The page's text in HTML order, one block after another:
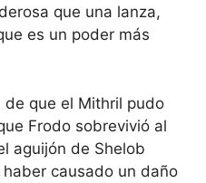
que una lanza,
es un poder más
que el Mithril pudo
Frodo sobrevivió al
aguijón de Shelob
causado un daño